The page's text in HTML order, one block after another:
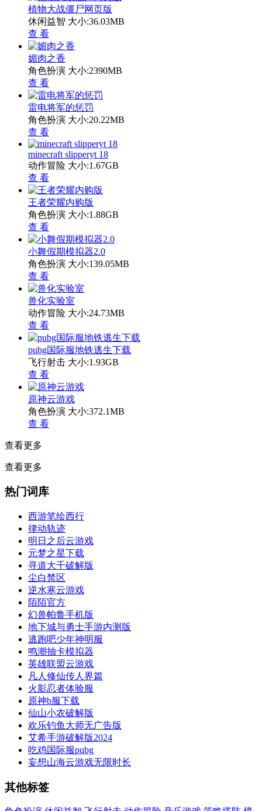
植物大战僵尸网页版
休闲益智 大小:36.03MB
查 看
媚肉之香
角色扮演 大小:2390MB
查 看
雷电将军的惩罚
角色扮演 大小:20.22MB
查 看
minecraft slipperyt 18
动作冒险 大小:1.67GB
查 看
王者荣耀内购版
角色扮演 大小:1.88GB
查 看
小舞假期模拟器2.0
角色扮演 大小:139.05MB
查 看
兽化实验室
动作冒险 大小:24.73MB
查 看
pubg国际服地铁逃生下载
飞行射击 大小:1.93GB
查 看
原神云游戏
角色扮演 大小:372.1MB
查 看
查看更多
查看更多
热门词库
西游笔绘西行
律动轨迹
明日之后云游戏
元梦之星下载
寻道大千破解版
尘白禁区
逆水寒云游戏
陌陌官方
幻兽帕鲁手机版
地下城与勇士手游内测版
逃跑吧少年神明服
鸣潮抽卡模拟器
英雄联盟云游戏
凡人修仙传人界篇
火影忍者体验服
原神b服下载
仙山小农破解版
欢乐钓鱼大师无广告版
艾希手游破解版2024
吃鸡国际服pubg
妄想山海云游戏无限时长
其他标签